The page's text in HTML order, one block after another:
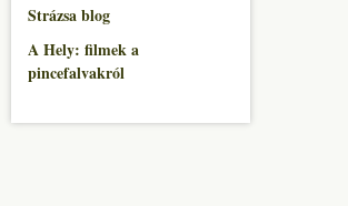
Strázsa blog
A Hely: filmek a
pincefalvakról